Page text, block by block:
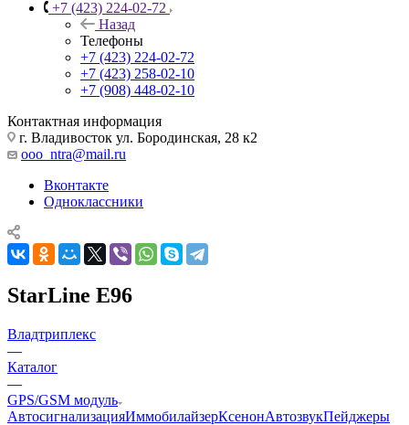
+7 (423) 224-02-72
Назад
Телефоны
+7 (423) 224-02-72
+7 (423) 258-02-10
+7 (908) 448-02-10
Контактная информация
г. Владивосток ул. Бородинская, 28 к2
ooo_ntra@mail.ru
Вконтакте
Одноклассники
StarLine E96
Владтриплекс
—
Каталог
—
GPS/GSM модуль
АвтосигнализацияИммобилайзерКсенонАвтозвукПейджеры